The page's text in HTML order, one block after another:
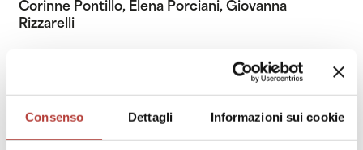
Consenso Dettagli Informazioni sui cookie
Corinne Pontillo, Elena Porciani, Giovanna
Rizzarelli
Progetto grafico
popeye studio, Salvo Arcidiacono